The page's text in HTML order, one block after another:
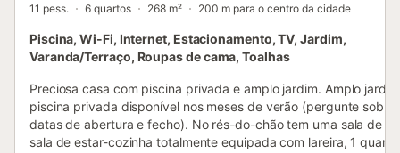
11 pess. 6 quartos 268 m² 200 m para o centro da cidade
Piscina, Wi-Fi, Internet, Estacionamento, TV, Jardim,
Varanda/Terraço, Roupas de cama, Toalhas
Preciosa casa com piscina privada e amplo jardim. Amplo
piscina privada disponível nos meses de verão (pergunte sobre
datas de abertura e fecho). No rés-do-chão tem uma sala de
sala de estar-cozinha totalmente equipada com lareira, 1